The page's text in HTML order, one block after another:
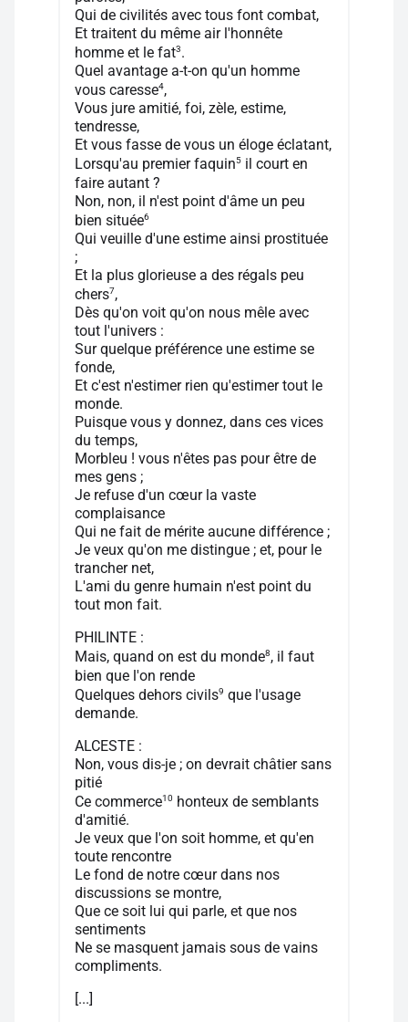
Qui de civilités avec tous font combat,
Et traitent du même air l'honnête
homme et le fat3.
Quel avantage a-t-on qu'un homme
vous caresse4,
Vous jure amitié, foi, zèle, estime,
tendresse,
Et vous fasse de vous un éloge éclatant,
Lorsqu'au premier faquin5 il court en
faire autant ?
Non, non, il n'est point d'âme un peu
bien située6
Qui veuille d'une estime ainsi prostituée
;
Et la plus glorieuse a des régals peu
chers7,
Dès qu'on voit qu'on nous mêle avec
tout l'univers :
Sur quelque préférence une estime se
fonde,
Et c'est n'estimer rien qu'estimer tout le
monde.
Puisque vous y donnez, dans ces vices
du temps,
Morbleu ! vous n'êtes pas pour être de
mes gens ;
Je refuse d'un cœur la vaste
complaisance
Qui ne fait de mérite aucune différence ;
Je veux qu'on me distingue ; et, pour le
trancher net,
L'ami du genre humain n'est point du
tout mon fait.
PHILINTE :
Mais, quand on est du monde8, il faut
bien que l'on rende
Quelques dehors civils9 que l'usage
demande.
ALCESTE :
Non, vous dis-je ; on devrait châtier sans
pitié
Ce commerce10 honteux de semblants
d'amitié.
Je veux que l'on soit homme, et qu'en
toute rencontre
Le fond de notre cœur dans nos
discussions se montre,
Que ce soit lui qui parle, et que nos
sentiments
Ne se masquent jamais sous de vains
compliments.
[...]